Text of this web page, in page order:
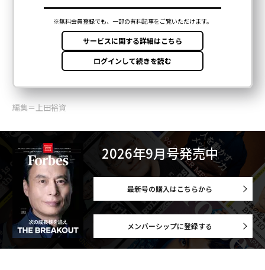
編集＝上田裕資
2026年9月号発売中
最新号の購入はこちらから
メンバーシップに登録する